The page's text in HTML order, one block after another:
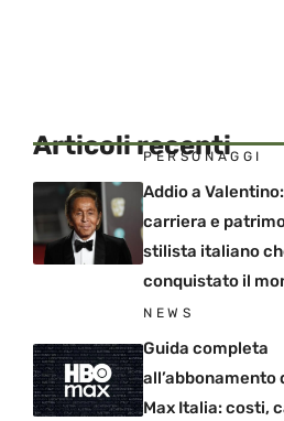
Articoli recenti
PERSONAGGI
Addio a
carriera e
stilista italiano
conquistato il
NEWS
Guida completa
all’abbonamento
Max Italia: costi,